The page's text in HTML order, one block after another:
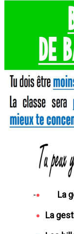
-
La
La